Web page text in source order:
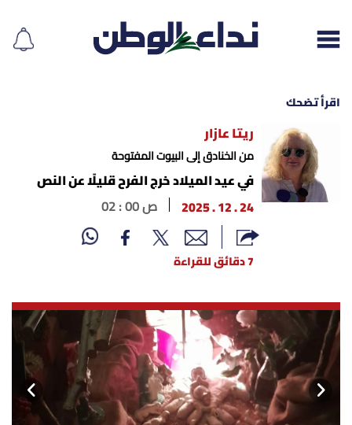
إقرأ الجريدة
لبنان
محليات
أسرار
متفرقات
اقرأ تضحك
ريتا عازار
من الخنادق إلى البيوت المفتوحة
في عيد الميلاد خرج الفرح قليلًا عن النص
24 . 12 . 2025
02 : 00 ص
7 دقائق للقراءة